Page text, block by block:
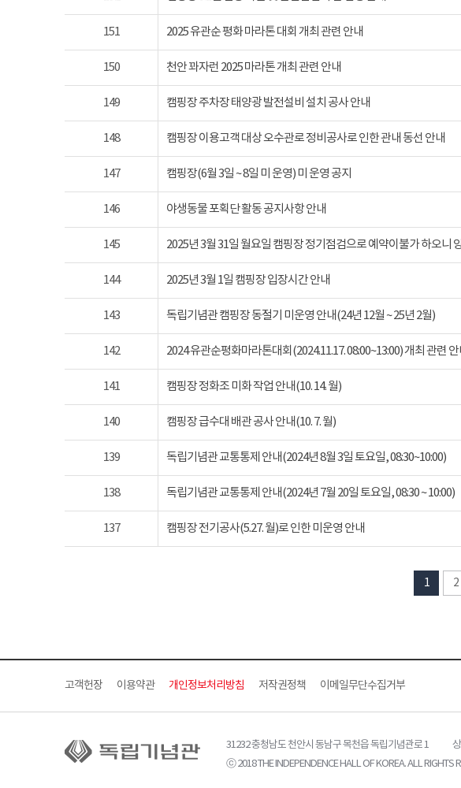
151 2025 유관순 평화 마라톤 대회 개최 관련 안내
150 천안 꽈자런 2025 마라톤 개최 관련 안내
149 캠핑장 주차장 태양광 발전설비 설치 공사 안내
148 캠핑장 이용고객 대상 오수관로 정비공사로 인한 관내 동선 안내
147 캠핑장(6월 3일 ~ 8일 미 운영) 미 운영 공지
146 야생동물 포획단 활동 공지사항 안내
145 2025년 3월 31일 월요일 캠핑장 정기점검으로 예약이불가 하오니
144 2025년 3월 1일 캠핑장 입장시간 안내
143 독립기념관 캠핑장 동절기 미운영 안내(24년 12월 ~ 25년 2월)
142 2024 유관순평화마라톤대회(2024.11.17. 08:00~13:00) 개최 관련 안
141 캠핑장 정화조 미화 작업 안내(10. 14. 월)
140 캠핑장 급수대 배관 공사 안내(10. 7. 월)
139 독립기념관 교통통제 안내(2024년 8월 3일 토요일, 08:30~10:00)
138 독립기념관 교통통제 안내(2024년 7월 20일 토요일, 08:30 ~ 10:00)
137 캠핑장 전기공사(5.27. 월)로 인한 미운영 안내
1 2
고객헌장 이용약관 개인정보처리방침 저작권정책 이메일무단수집거부
31232 충청남도 천안시 동남구 목천읍 독립기념관로 1
ⓒ 2018 THE INDEPENDENCE HALL OF KOREA. ALL RIGHTS